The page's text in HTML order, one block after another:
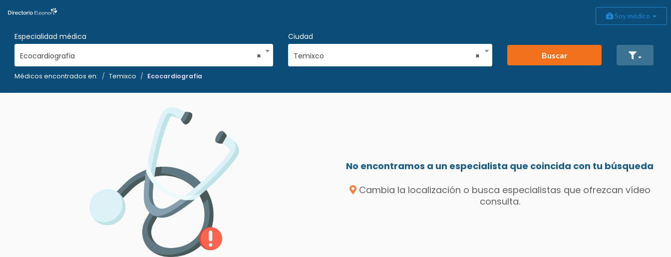
Soy médico
Especialidad médica
×
Ecocardiografia
Ciudad
×
Temixco Buscar
Médicos encontrados en: Temixco Ecocardiografia
No encontramos a un especialista que coincida con tu búsqueda
Cambia la localización o busca especialistas que ofrezcan vídeo
consulta.